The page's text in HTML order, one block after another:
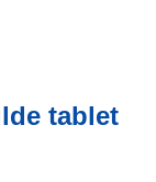
tablet